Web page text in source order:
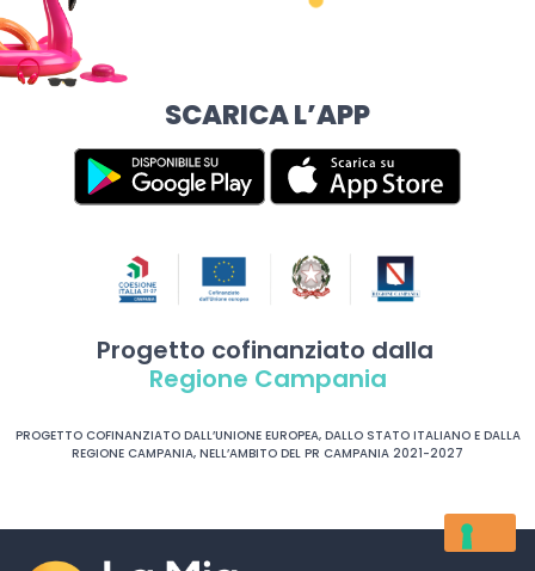
SCARICA L’APP
Progetto cofinanziato dalla
Regione Campania
PROGETTO COFINANZIATO DALL’UNIONE EUROPEA, DALLO STATO ITALIANO E DALLA
REGIONE CAMPANIA, NELL’AMBITO DEL PR CAMPANIA 2021-2027